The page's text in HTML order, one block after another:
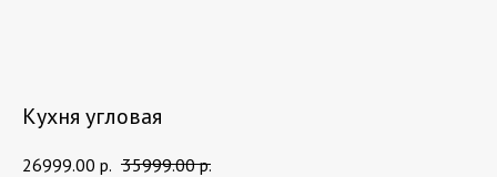
Кухня угловая
26999.00 р. 35999.00 р.